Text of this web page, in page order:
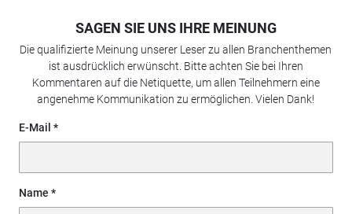
SAGEN SIE UNS IHRE MEINUNG
Die qualifizierte Meinung unserer Leser zu allen Branchenthemen
ist ausdrücklich erwünscht. Bitte achten Sie bei Ihren
Kommentaren auf die Netiquette, um allen Teilnehmern eine
angenehme Kommunikation zu ermöglichen. Vielen Dank!
E-Mail
Name